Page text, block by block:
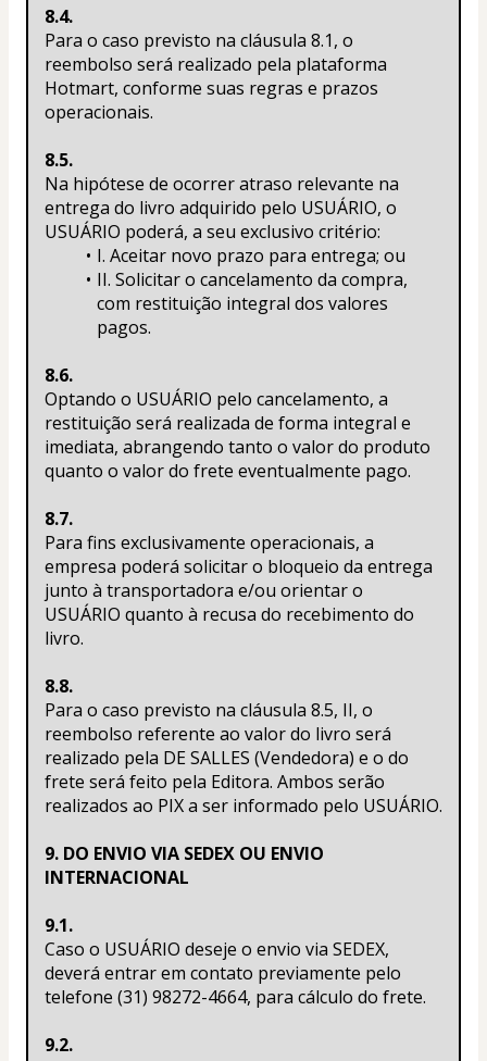
8.4.
Para o caso previsto na cláusula 8.1, o
reembolso será realizado pela plataforma
Hotmart, conforme suas regras e prazos
operacionais.
8.5.
Na hipótese de ocorrer atraso relevante na
entrega do livro adquirido pelo USUÁRIO, o
USUÁRIO poderá, a seu exclusivo critério:
I. Aceitar novo prazo para entrega; ou
II. Solicitar o cancelamento da compra,
com restituição integral dos valores
pagos.
8.6.
Optando o USUÁRIO pelo cancelamento, a
restituição será realizada de forma integral e
imediata, abrangendo tanto o valor do produto
quanto o valor do frete eventualmente pago.
8.7.
Para fins exclusivamente operacionais, a
empresa poderá solicitar o bloqueio da entrega
junto à transportadora e/ou orientar o
USUÁRIO quanto à recusa do recebimento do
livro.
8.8.
Para o caso previsto na cláusula 8.5, II, o
reembolso referente ao valor do livro será
realizado pela DE SALLES (Vendedora) e o do
frete será feito pela Editora. Ambos serão
realizados ao PIX a ser informado pelo USUÁRIO.
9. DO ENVIO VIA SEDEX OU ENVIO
INTERNACIONAL
9.1.
Caso o USUÁRIO deseje o envio via SEDEX,
deverá entrar em contato previamente pelo
telefone (31) 98272-4664, para cálculo do frete.
9.2.